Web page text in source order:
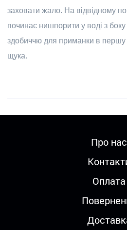
заховати жало. На відвідному
починає нишпорити у воді з
здобиччю для приманки в першу
щука.
Про нас
Оплата